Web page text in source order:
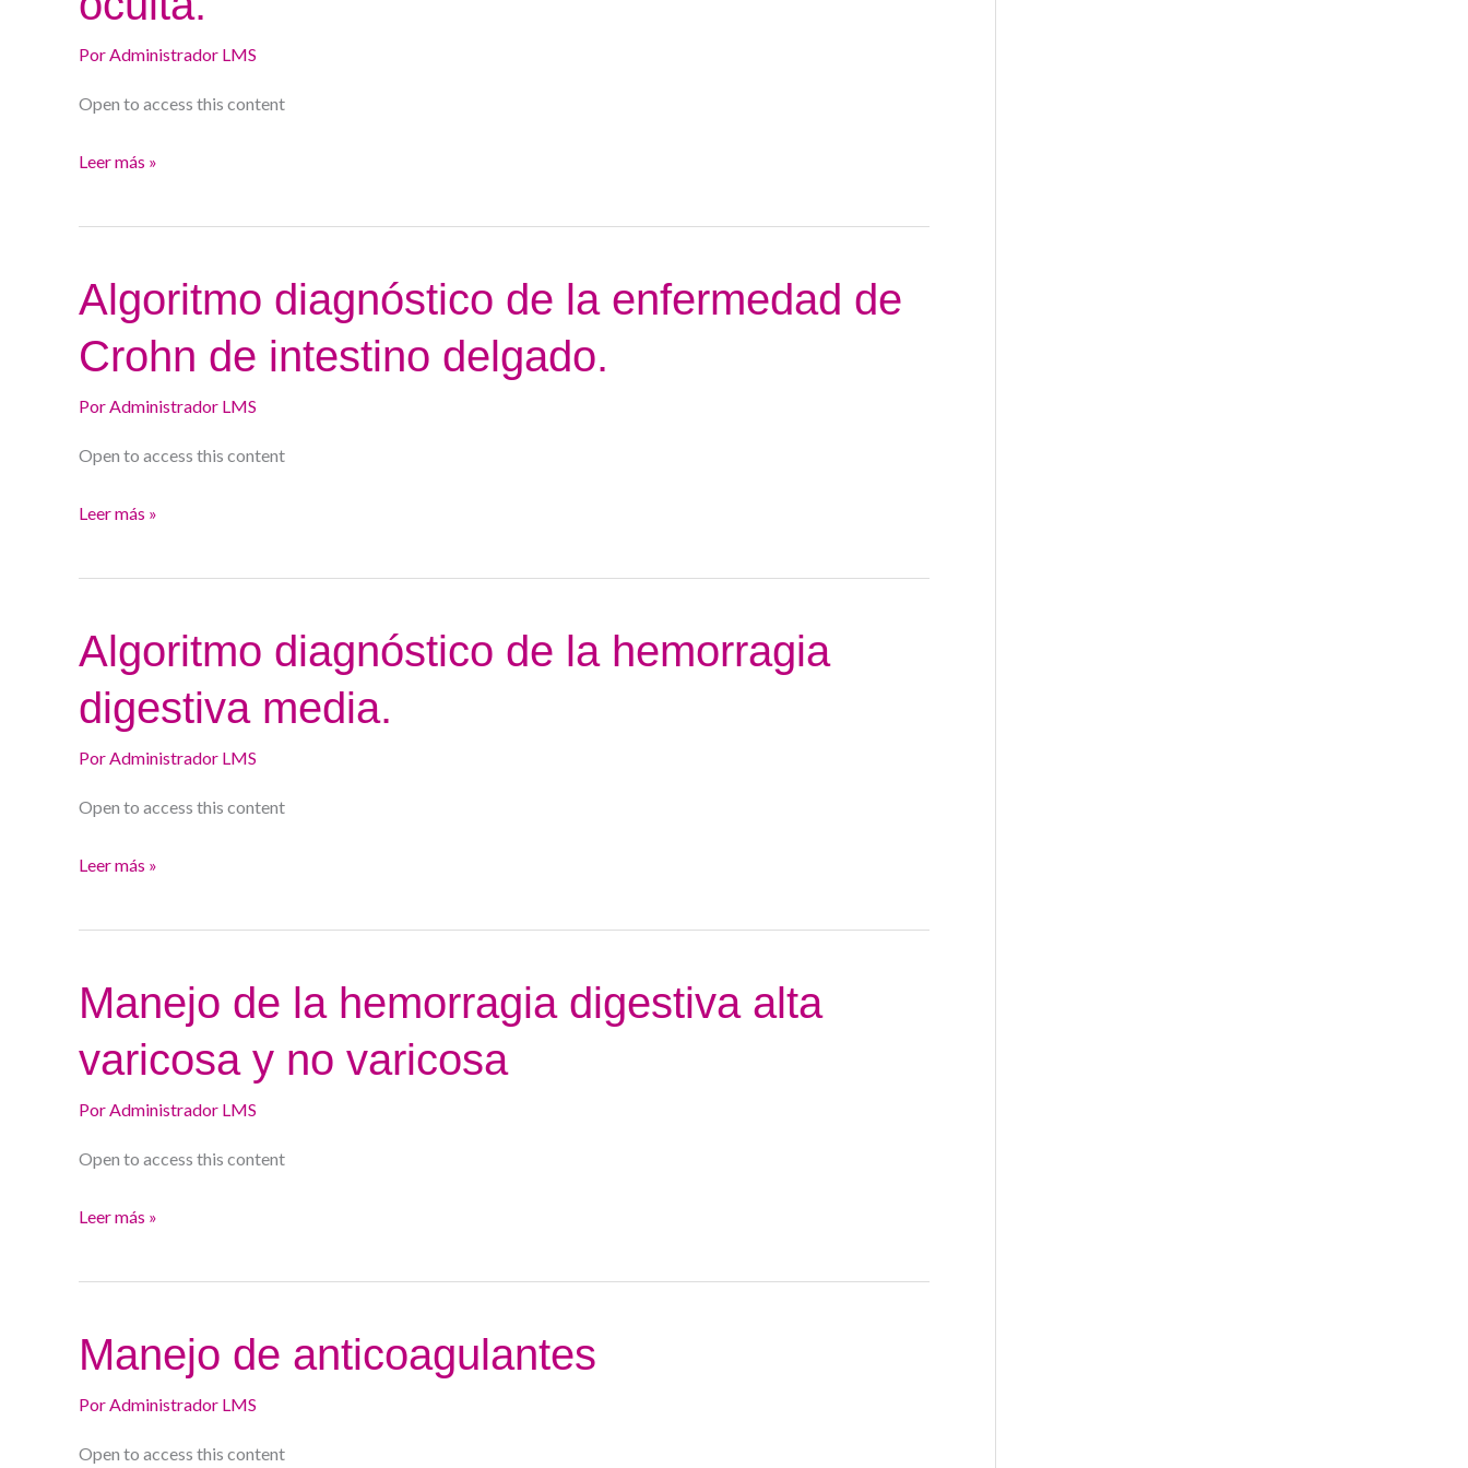
PorAdministrador LMS
Open to access this content
digestiva
Leer más »
Algoritmo diagnóstico de la enfermedad de
Crohn de intestino delgado.
PorAdministrador LMS
Open to access this content
Algoritmo
diagnóstico
de
enfermedad
de
Leer más »
Algoritmo diagnóstico de la hemorragia
digestiva media.
PorAdministrador LMS
Open to access this content
Algoritmo
diagnóstico
de
hemorragia
Leer más »
Manejo de la hemorragia digestiva alta
varicosa y no varicosa
PorAdministrador LMS
Open to access this content
Manejo
de
la
digestiva
yLeer más »
Manejo de anticoagulantes
PorAdministrador LMS
Open to access this content
Manejo
de
anticoagulantes